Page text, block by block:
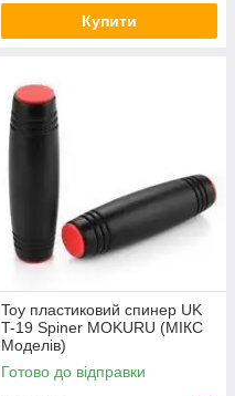
Купити
Toy пластиковий спинер UK
T-19 Spiner MOKURU (МІКС
Моделів)
Готово до відправки